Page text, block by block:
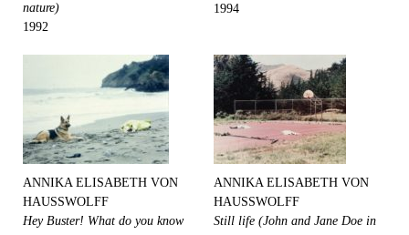
nature)
1992
1994
ANNIKA ELISABETH VON
HAUSSWOLFF
Hey Buster! What do you know
ANNIKA ELISABETH VON
HAUSSWOLFF
Still life (John and Jane Doe in